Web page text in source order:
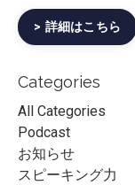
> 詳細はこちら
Categories
All Categories
Podcast
お知らせ
スピーキング力